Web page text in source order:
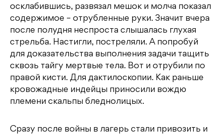
осклабившись, развязал мешок и молча показал
содержимое – отрубленные руки. Значит вчера
после полудня неспроста слышалась глухая
стрельба. Настигли, постреляли. А попробуй
для доказательства выполнения задачи тащить
сквозь тайгу мертвые тела. Вот и отрубили по
правой кисти. Для дактилоскопии. Как раньше
кровожадные индейцы приносили вождю
племени скальпы бледнолицых.
Сразу после войны в лагерь стали привозить и